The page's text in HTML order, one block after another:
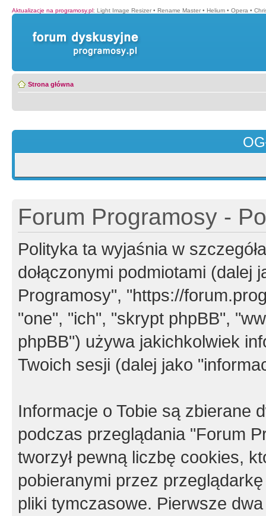
Aktualizacje na programosy.pl: Light Image Resizer • Rename Master • Helium • Opera •
Strona główna
Forum Programosy -
Polityka ta wyjaśnia w
dołączonymi podmiotami (dalej
Programosy", "https://
"one", "ich", "skrypt phpBB",
phpBB") używa jakichkolwiek
Twoich sesji (dalej jako
Informacje o Tobie są zbierane
podczas przeglądania "Forum
tworzył pewną liczbę cookies,
pobieranymi przez
pliki tymczasowe. Pierwsze